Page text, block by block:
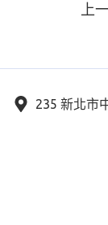
上
235 新北市